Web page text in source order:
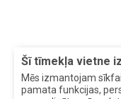
Šī tīmekļa vietne
Mēs izmantojam
pamata funkcijas,